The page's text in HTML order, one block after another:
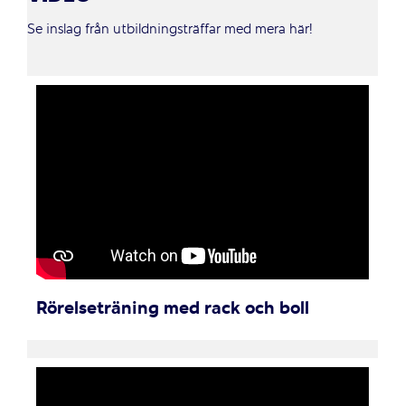
Se inslag från utbildningsträffar med mera här!
Rörelseträning med rack och boll